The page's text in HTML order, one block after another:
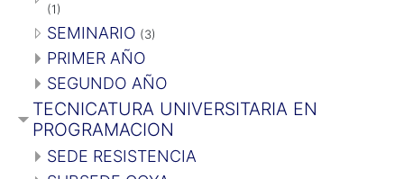
(1)
SEMINARIO (3)
PRIMER AÑO
SEGUNDO AÑO
TECNICATURA UNIVERSITARIA EN
PROGRAMACION
SEDE RESISTENCIA